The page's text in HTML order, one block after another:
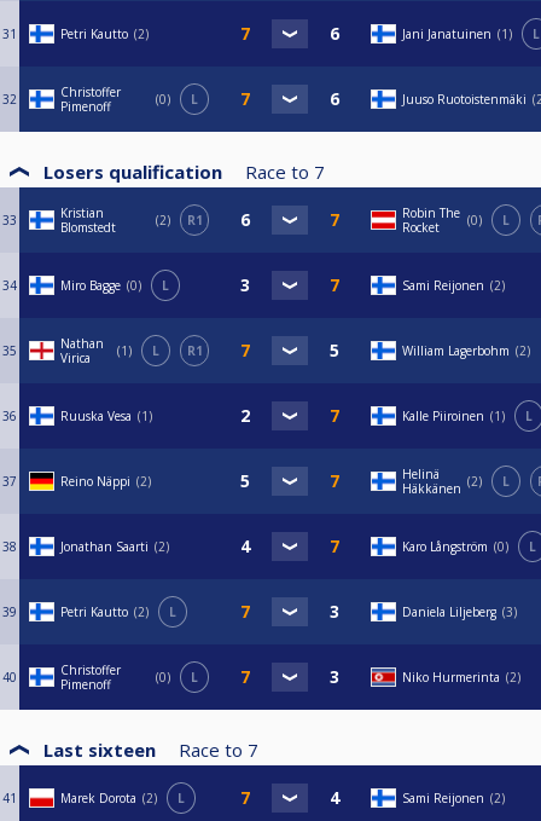
31 Petri Kautto 2 Jani Janatuinen 1 L
32
Christoffer
Pimenoff
0 L Juuso Ruotoistenmäki
Losers qualification Race to 7
33
Kristian
Blomstedt
2 R1
Robin The
Rocket
0 L
34 Miro Bagge 0 L Sami Reijonen 2
35
Nathan
Virica
1 L R1 William Lagerbohm 2
36 Ruuska Vesa 1 Kalle Piiroinen 1 L
37 Reino Näppi 2
Helinä
Häkkänen
2 L
38 Jonathan Saarti 2 Karo Långström 0 L
39 Petri Kautto 2 L Daniela Liljeberg 3
40
Christoffer
Pimenoff
0 L Niko Hurmerinta 2
Last sixteen Race to 7
41 Marek Dorota 2 L Sami Reijonen 2